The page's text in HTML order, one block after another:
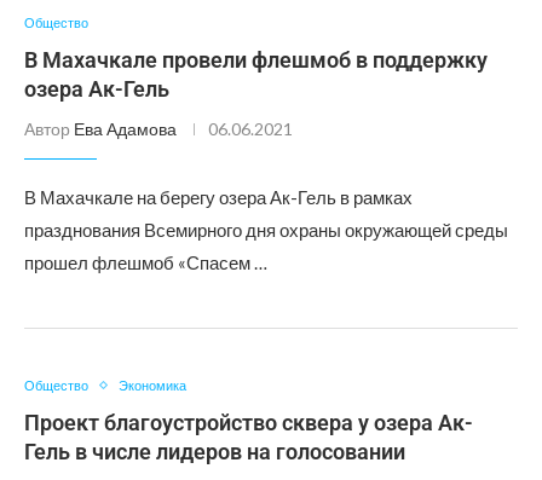
Общество
В Махачкале провели флешмоб в поддержку
озера Ак-Гель
Автор Ева Адамова 06.06.2021
В Махачкале на берегу озера Ак-Гель в рамках
празднования Всемирного дня охраны окружающей среды
прошел флешмоб «Спасем …
Общество Экономика
Проект благоустройство сквера у озера Ак-
Гель в числе лидеров на голосовании